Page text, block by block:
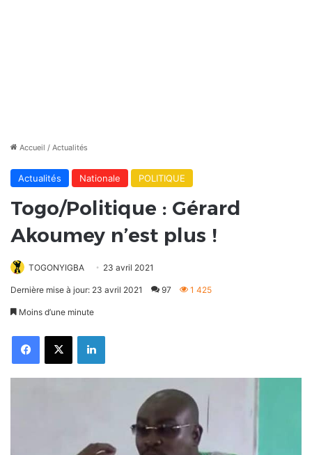
Accueil / Actualités
Actualités Nationale POLITIQUE
Togo/Politique : Gérard
Akoumey n’est plus !
TOGONYIGBA 23 avril 2021
Dernière mise à jour: 23 avril 2021 97 1 425
Moins d’une minute
FacebookX Linkedin